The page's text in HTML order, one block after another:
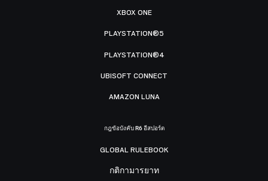
XBOX ONE
PLAYSTATION®5
PLAYSTATION®4
UBISOFT CONNECT
AMAZON LUNA
กฎข้อบังคับ R6 อีสปอร์ต
GLOBAL RULEBOOK
กติกามารยาท